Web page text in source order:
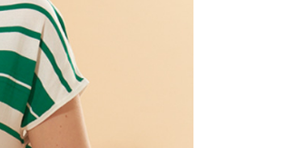
代理人或監護人之同意方可使用
辦者引起之損失，本公司不負相關責
依據個別帳號之用戶狀況，依本公司
有額度不足之情形，本公司將視審查
人資訊註冊。若發現惡意使用之情
止該用戶之使用額度並採取法律行